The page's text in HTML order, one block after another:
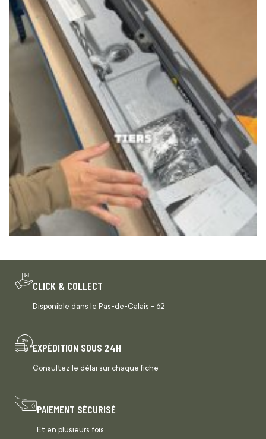
CLICK & COLLECT
Disponible dans le Pas-de-Calais - 62
EXPÉDITION SOUS 24H
Consultez le délai sur chaque fiche
PAIEMENT SÉCURISÉ
Et en plusieurs fois